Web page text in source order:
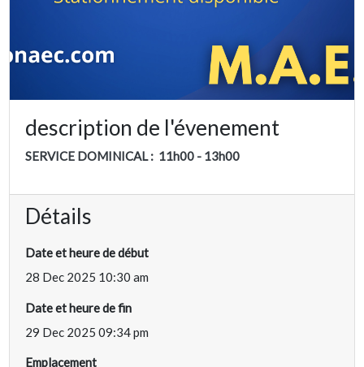
description de l'évenement
SERVICE DOMINICAL : 11h00 - 13h00
Détails
Date et heure de début
28 Dec 2025 10:30 am
Date et heure de fin
29 Dec 2025 09:34 pm
Emplacement